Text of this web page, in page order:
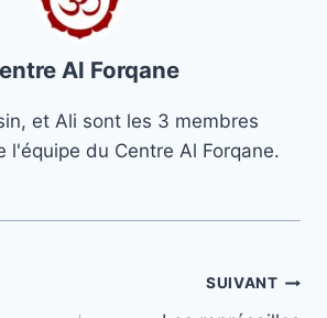
Al Forqane
et Ali sont les 3 membres
l'équipe du Centre Al Forqane.
SUIVANT